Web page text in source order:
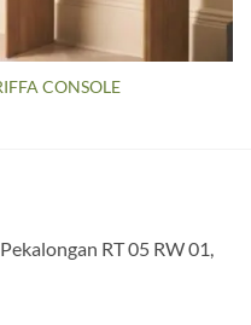
CONSOLE
RT 05 RW 01,